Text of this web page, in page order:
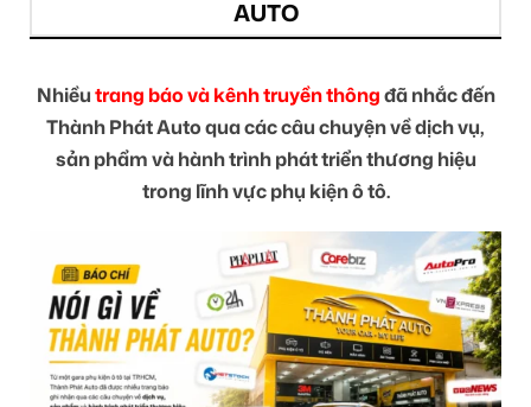
AUTO
Nhiềutrang báo và kênh truyền thôngđã nhắc đến
Thành Phát Auto qua các câu chuyện về dịch vụ,
sản phẩm và hành trình phát triển thương hiệu
trong lĩnh vực phụ kiện ô tô.